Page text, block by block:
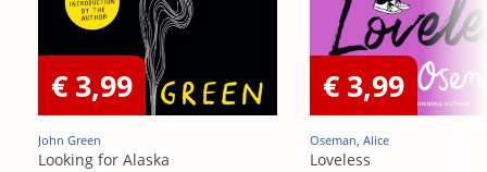
€ 3,99
John Green
Looking for Alaska
€ 3,99
Oseman, Alice
Loveless